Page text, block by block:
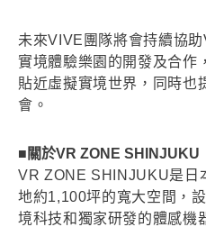
未來VIVE團隊將會持續協
實境體驗樂園的開發及合作
貼近虛擬實境世界，同時也
會。
■關於VR ZONE SHINJUKU
VR ZONE SHINJUKU是日
地約1,100坪的寬大空間，
境科技和獨家研發的體感機